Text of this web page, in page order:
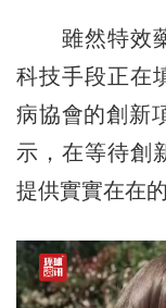
雖然特效藥
科技手段正在
病協會的創新
示，在等待創
提供實實在在的